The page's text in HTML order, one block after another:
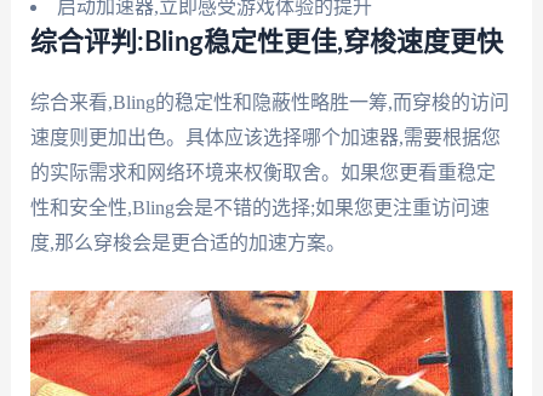
启动加速器,立即感受游戏体验的提升
综合评判:Bling稳定性更佳,穿梭速度更快
综合来看,Bling的稳定性和隐蔽性略胜一筹,而穿梭的访问
速度则更加出色。具体应该选择哪个加速器,需要根据您
的实际需求和网络环境来权衡取舍。如果您更看重稳定
性和安全性,Bling会是不错的选择;如果您更注重访问速
度,那么穿梭会是更合适的加速方案。